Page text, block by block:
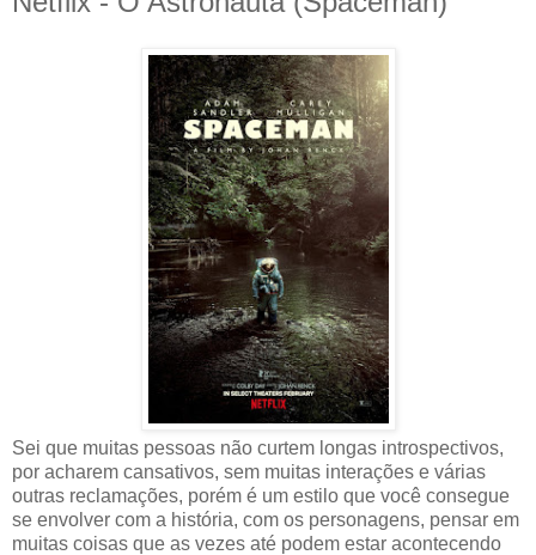
Sei que muitas pessoas não curtem longas introspectivos,
por acharem cansativos, sem muitas interações e várias
outras reclamações, porém é um estilo que você consegue
se envolver com a história, com os personagens, pensar em
muitas coisas que as vezes até podem estar acontecendo